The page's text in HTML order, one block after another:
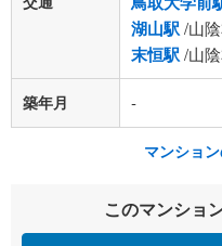
湖山駅/山
末恒駅/山
築年月 -
マンショ
このマンショ